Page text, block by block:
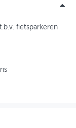
fietsparkeren